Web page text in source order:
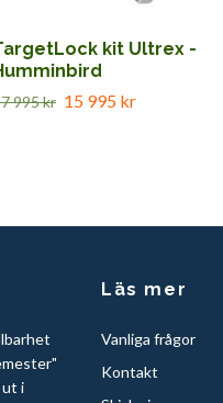
kit Ultrex -
995 kr 15 995 kr
ut i
Läs mer
Vanliga frågor
Kontakt